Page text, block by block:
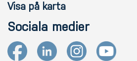
Visa på karta
Sociala medier